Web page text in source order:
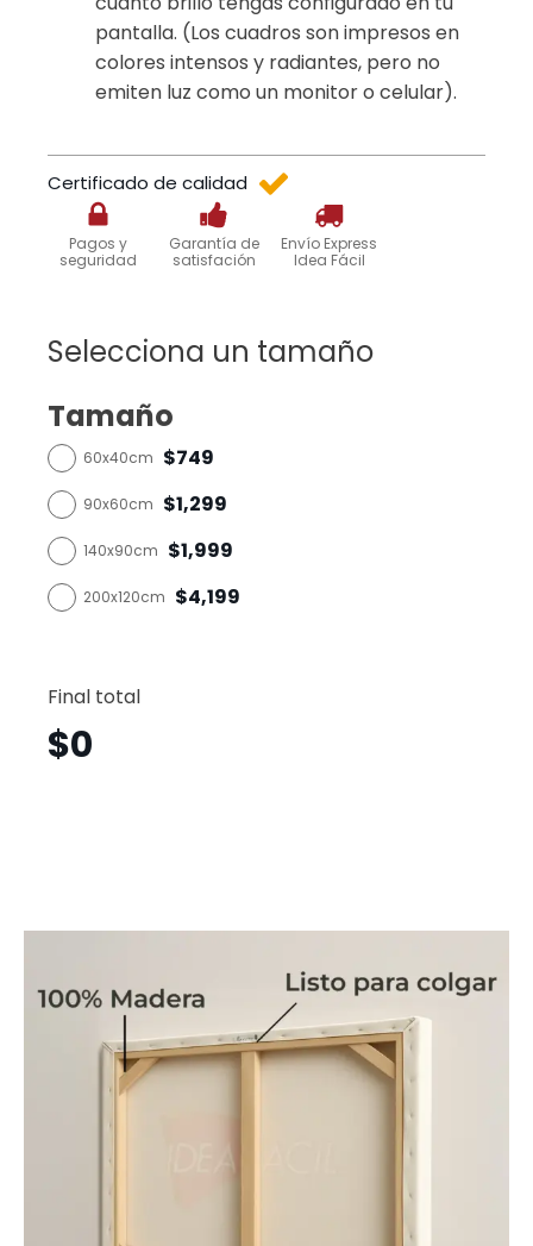
pantalla. (Los cuadros son impresos en
colores intensos y radiantes, pero no
emiten luz como un monitor o celular).
Certificado de calidad
Pagos y
seguridad
Garantía de
satisfación
Envío Express
Idea Fácil
Selecciona un tamaño
Tamaño
60x40cm $749
90x60cm $1,299
140x90cm $1,999
200x120cm $4,199
Final total
$0